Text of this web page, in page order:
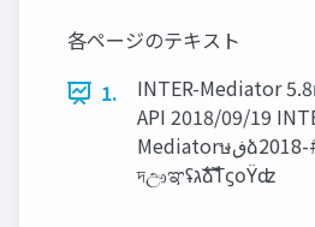
各ページのテキスト
1.
INTER-Mediator
API 2018/09/19
Mediatorษ‫ڧ‬ձ2018-#6ൃදࢿྉ
দඌಞʢ‫ࣜג‬ձࣾΤϛοΫʣ